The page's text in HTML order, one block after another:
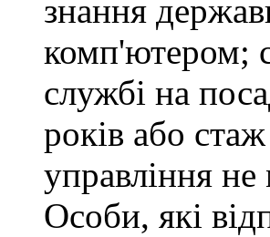
знання
комп'ютером;
службі на
років або
управління
Особи, які